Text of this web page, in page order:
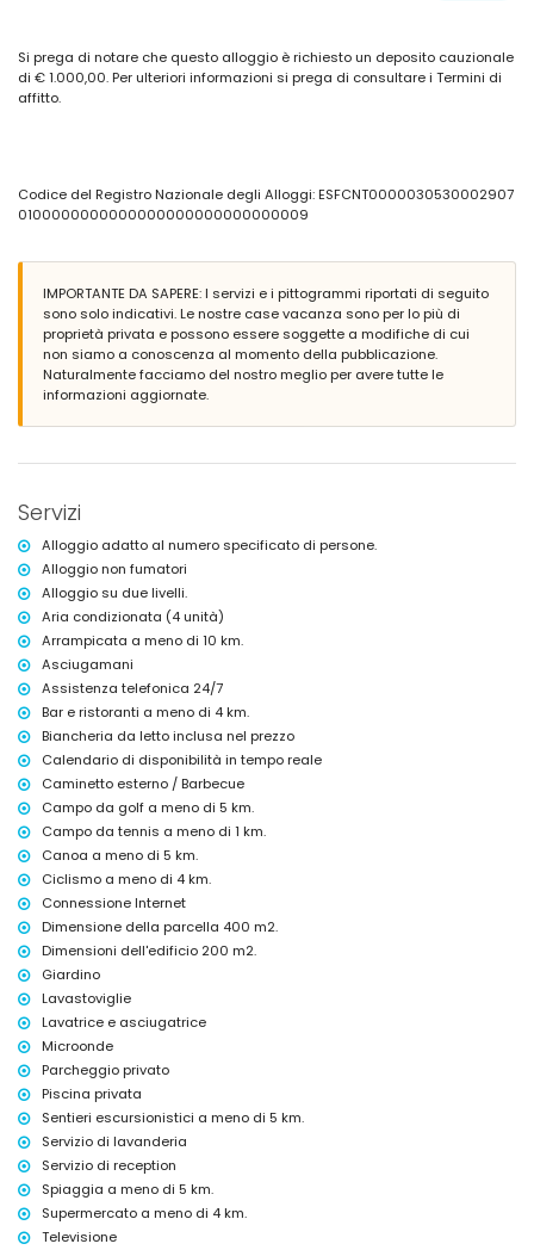
asciugacapelli
bagno con lavabo singolo, doccia e wc
giardino con alberi e mobili da giardino con lettini
2 terrazze, di cui una coperta
area soggiorno all'aperto e area pranzo all'aperto
posto auto privato
Ulteriori informazioni
città più vicina: Altea la Vieja (a meno di 5 chilometri dalla casa)
riva o costa più vicina a meno di 5 chilometri dalla casa
spiaggia più vicina a meno di 5 chilometri dalla casa
L'alloggio è molto adatto per famiglie con bambini
Servizi e comodità inclusi nel prezzo di affitto di questa casa
vacanze
internet (WiFi)
aspirapolvere e ferro da stiro con asse
biancheria da letto e asciugamani
servizio di reception e servizio di emergenza 24 ore su 24
Servizi e comodità a pagamento extra
servizio di lavanderia
letto aggiuntivo e lettino per bambini (su richiesta)
Attività di intrattenimento e tempo libero per le vostre vacanze
ad Altea, Costa Blanca
bar (a meno di 5 chilometri dalla casa)
parco divertimenti (Terra Mitica), parco tematico (Terra Mitica), zoo
(Terra Natura) e parco acquatico (Agualandia) (a meno di 10
chilometri dalla casa)
Attrazioni e cultura ad Altea, Costa Blanca
luogo storico (Casco Antiguo Altea) (a meno di 10 chilometri
dall'alloggio)
museo (Museo de Chocolate) (a meno di 25 chilometri dall'alloggio)
Sport
tennis (a meno di 1000 metri dalla casa)
golf (Golf Don Cayo), escursionismo, ciclismo e canoa (a meno di 5
arrampicata e snorkeling (a meno di 10 chilometri dalla casa)
Si prega di notare che questo alloggio è richiesto un deposito cauzionale
di € 1.000,00. Per ulteriori informazioni si prega di consultare i Termini di
affitto.
Codice del Registro Nazionale degli Alloggi: ESFCNT0000030530002907
0100000000000000000000000000009
IMPORTANTE DA SAPERE: I servizi e i pittogrammi riportati di seguito
sono solo indicativi. Le nostre case vacanza sono per lo più di
proprietà privata e possono essere soggette a modifiche di cui
non siamo a conoscenza al momento della pubblicazione.
Naturalmente facciamo del nostro meglio per avere tutte le
informazioni aggiornate.
Servizi
Alloggio adatto al numero specificato di persone.
Alloggio non fumatori
Alloggio su due livelli.
Aria condizionata (4 unità)
Arrampicata a meno di 10 km.
Asciugamani
Assistenza telefonica 24/7
Bar e ristoranti a meno di 4 km.
Biancheria da letto inclusa nel prezzo
Calendario di disponibilità in tempo reale
Caminetto esterno / Barbecue
Campo da golf a meno di 5 km.
Campo da tennis a meno di 1 km.
Canoa a meno di 5 km.
Ciclismo a meno di 4 km.
Connessione Internet
Dimensione della parcella 400 m2.
Dimensioni dell'edificio 200 m2.
Giardino
Lavastoviglie
Lavatrice e asciugatrice
Microonde
Parcheggio privato
Piscina privata
Sentieri escursionistici a meno di 5 km.
Servizio di lavanderia
Servizio di reception
Spiaggia a meno di 5 km.
Supermercato a meno di 4 km.
Televisione